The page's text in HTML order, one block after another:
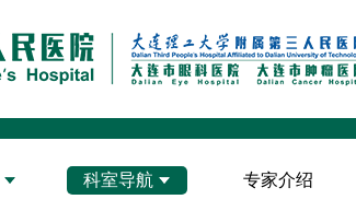
科室导航 专家介绍